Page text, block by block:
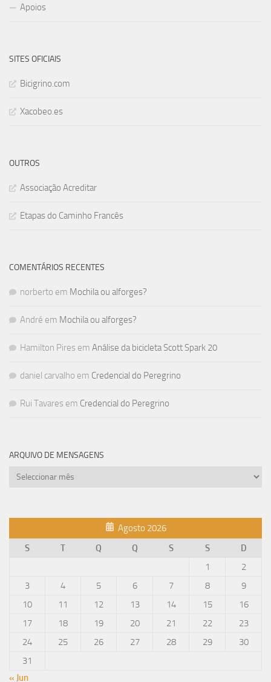
Apoios
SITES OFICIAIS
Bicigrino.com
Xacobeo.es
OUTROS
Associação Acreditar
Etapas do Caminho Francês
COMENTÁRIOS RECENTES
norberto em Mochila ou alforges?
André em Mochila ou alforges?
Hamilton Pires em Análise da bicicleta Scott Spark 20
daniel carvalho em Credencial do Peregrino
Rui Tavares em Credencial do Peregrino
ARQUIVO DE MENSAGENS
Arquivo
Agosto 2026
S
T Q Q S S
D
1
2
3
4 5 6 7 8
9
10
11 12 13 14 15
16
17
18 19 20 21 22
23
24
25 26 27 28 29
30
31
« Jun